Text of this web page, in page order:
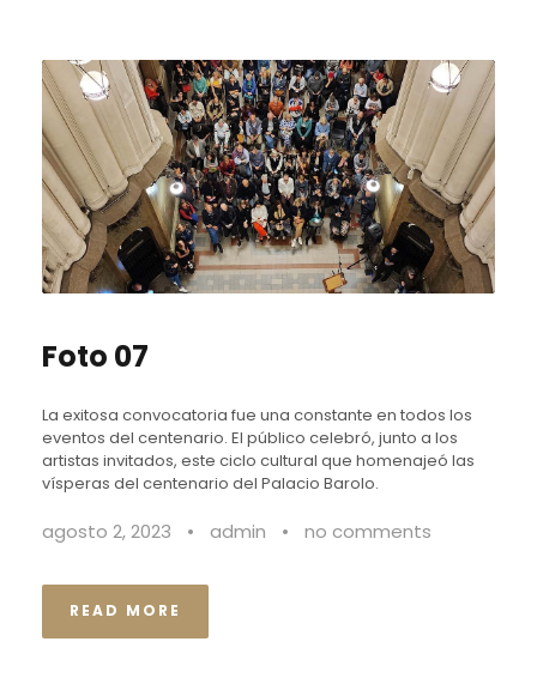
Foto 07
La exitosa convocatoria fue una constante en todos los
eventos del centenario. El público celebró, junto a los
artistas invitados, este ciclo cultural que homenajeó las
vísperas del centenario del Palacio Barolo.
agosto 2, 2023 • admin • no comments
READ MORE